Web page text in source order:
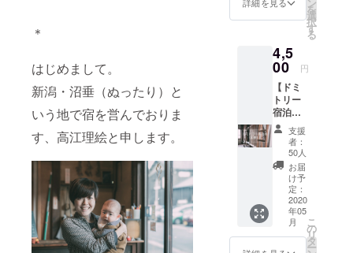
＊
はじめまして。
新潟・沼垂（ぬったり）と
いう地で宿を営んでおりま
す、高江理絵と申します。
くりと
新潟・
いらし
て頂き
たいと
思いま
す。 ス
タッフ
一同万
全の体
制で、
お迎え
させて
頂きま
す。
いは、
沼垂の
ある
ISANA
さんに
お願い
をして
デザイ
ンを1か
ら作り
上げ染
めて頂
きまし
た。縦
泊しな
くても
けます
ので、
ぜひ地
元の皆
様にも
気軽に
利用し
て頂き
たいと
思いま
す。ア
ルコー
ルはも
ちろん
です
が、ノ
を
選
択
す
る
4,5
00 円
【ドミ
トリー
宿泊券1
名様1
泊】 男
女混合
ドミト
リーに
てご宿
泊頂け
ます。
宿泊に
は、併
支援
者：
50人
お届
け予
定：
2020
年05
月
こ
の
リ
タ
ー